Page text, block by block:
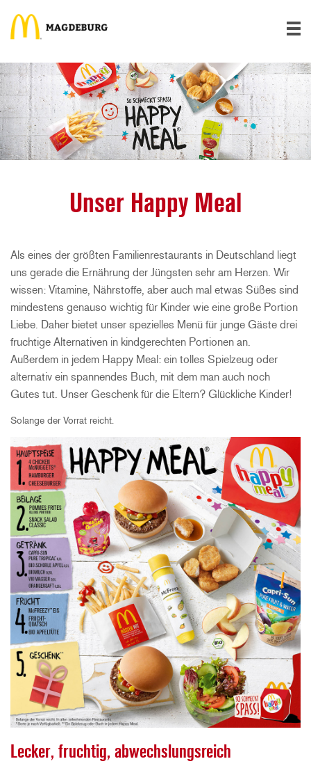
Unser Happy Meal
Als eines der größten Familienrestaurants in Deutschland liegt
uns gerade die Ernährung der Jüngsten sehr am Herzen. Wir
wissen: Vitamine, Nährstoffe, aber auch mal etwas Süßes sind
mindestens genauso wichtig für Kinder wie eine große Portion
Liebe. Daher bietet unser spezielles Menü für junge Gäste drei
fruchtige Alternativen in kindgerechten Portionen an.
Außerdem in jedem Happy Meal: ein tolles Spielzeug oder
alternativ ein spannendes Buch, mit dem man auch noch
Gutes tut. Unser Geschenk für die Eltern? Glückliche Kinder!
Solange der Vorrat reicht.
Lecker, fruchtig, abwechslungsreich